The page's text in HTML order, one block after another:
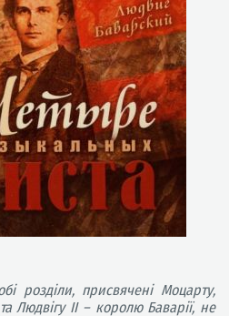
розділи, присвячені Моцарту,
Людвігу II – королю Баварії, не